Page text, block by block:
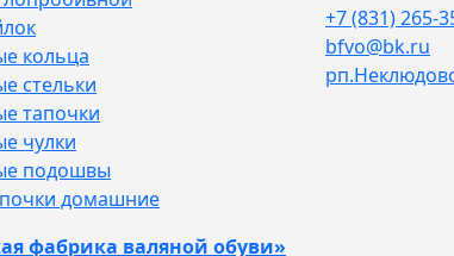
кольца
стельки
тапочки
чулки
подошвы
домашние
+7 (831) 265-
bfvo@bk.ru
фабрика валяной обуви»